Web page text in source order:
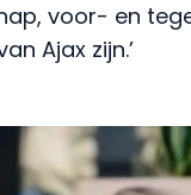
voor- en
Ajax zijn.’